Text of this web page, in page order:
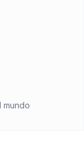
mundo